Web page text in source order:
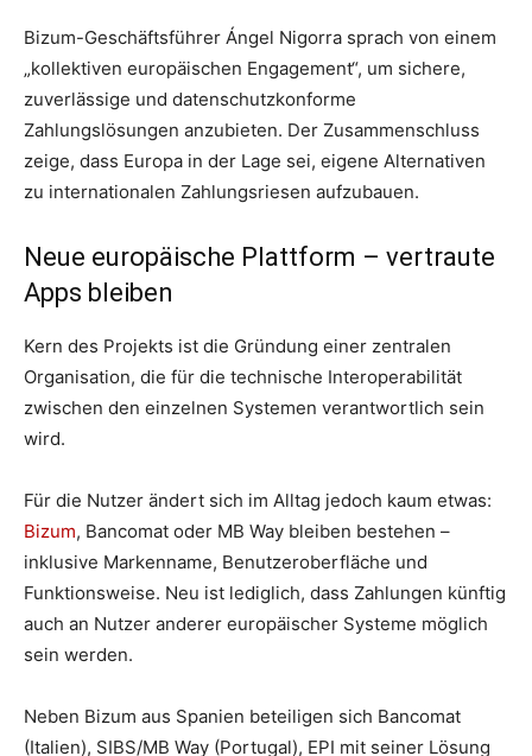
Bizum-Geschäftsführer Ángel Nigorra sprach von einem
„kollektiven europäischen Engagement“, um sichere,
zuverlässige und datenschutzkonforme
Zahlungslösungen anzubieten. Der Zusammenschluss
zeige, dass Europa in der Lage sei, eigene Alternativen
zu internationalen Zahlungsriesen aufzubauen.
Neue europäische Plattform – vertraute
Apps bleiben
Kern des Projekts ist die Gründung einer zentralen
Organisation, die für die technische Interoperabilität
zwischen den einzelnen Systemen verantwortlich sein
wird.
Für die Nutzer ändert sich im Alltag jedoch kaum etwas:
Bizum, Bancomat oder MB Way bleiben bestehen –
inklusive Markenname, Benutzeroberfläche und
Funktionsweise. Neu ist lediglich, dass Zahlungen künftig
auch an Nutzer anderer europäischer Systeme möglich
sein werden.
Neben Bizum aus Spanien beteiligen sich Bancomat
(Italien), SIBS/MB Way (Portugal), EPI mit seiner Lösung